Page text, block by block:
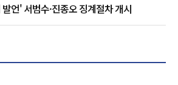
언' 서범수·진종오 징계절차 개시